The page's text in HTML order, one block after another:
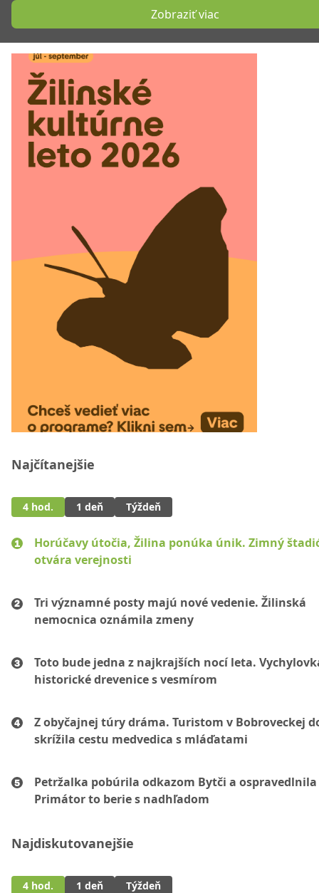
Zobraziť viac
Najčítanejšie
4 hod. 1 deň Týždeň
Horúčavy útočia, Žilina ponúka únik. Zimný
otvára verejnosti
Tri významné posty majú nové vedenie. Žilinská
nemocnica oznámila zmeny
Toto bude jedna z najkrajších nocí leta.
historické drevenice s vesmírom
Z obyčajnej túry dráma. Turistom v Bobroveckej
skrížila cestu medvedica s mláďatami
Petržalka pobúrila odkazom Bytči a ospravedlnila
Primátor to berie s nadhľadom
Najdiskutovanejšie
4 hod. 1 deň Týždeň